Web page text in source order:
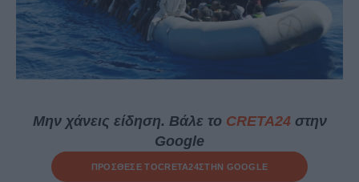
Μην χάνεις είδηση. Βάλε το CRETA24στην
Google
ΠΡΟΣΘΕΣΕ ΤΟCRETA24ΣΤΗΝ GOOGLE